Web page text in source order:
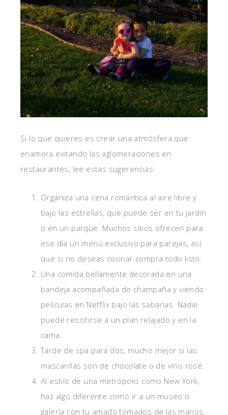
Si lo que quieres es crear una atmósfera que
enamora evitando las aglomeraciones en
restaurantes, lee estas sugerencias:
Organiza una cena romántica al aire libre y
bajo las estrellas, que puede ser en tu jardín
o en un parque. Muchos sitios ofrecen para
ese día un menú exclusivo para parejas, así
que si no deseas cocinar compra todo listo.
Una comida bellamente decorada en una
bandeja acompañada de champaña y viendo
películas en Netflix bajo las sabanas. Nadie
puede resistirse a un plan relajado y en la
cama.
Tarde de spa para dos, mucho mejor si las
mascarillas son de chocolate o de vino rosé.
Al estilo de una metrópolis como New York,
haz algo diferente como ir a un museo o
galería con tu amado tomados de las manos,